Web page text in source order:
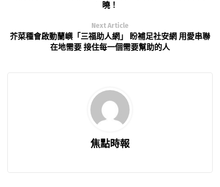
曉！
Next Article
芥菜種會啟動蘭嶼「三福助人網」 盼補足社安網 用愛串聯
在地需要 接住每一個需要幫助的人
焦點時報